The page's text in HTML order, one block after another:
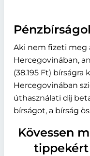
Aki nem fizeti meg
Hercegovinában,
(38.195 Ft) bírságra
Hercegovinában
úthasználati díj
bírságot, a bírság
Kövessen
tippekért